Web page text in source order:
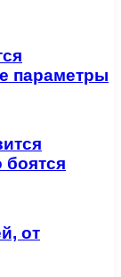
параметры
от